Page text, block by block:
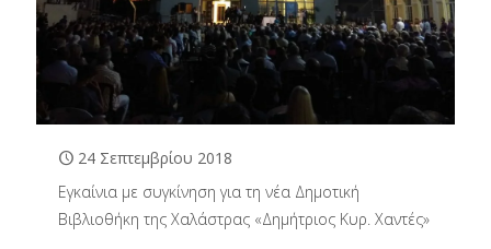
24 Σεπτεμβρίου 2018
Εγκαίνια με συγκίνηση για τη νέα Δημοτική
Βιβλιοθήκη της Χαλάστρας «Δημήτριος Κυρ. Χαντές»